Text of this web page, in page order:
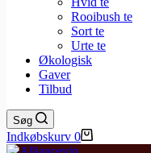
Rooibush te
Sort te
Urte te
Økologisk
Gaver
Tilbud
Søg
Indkøbskurv 0